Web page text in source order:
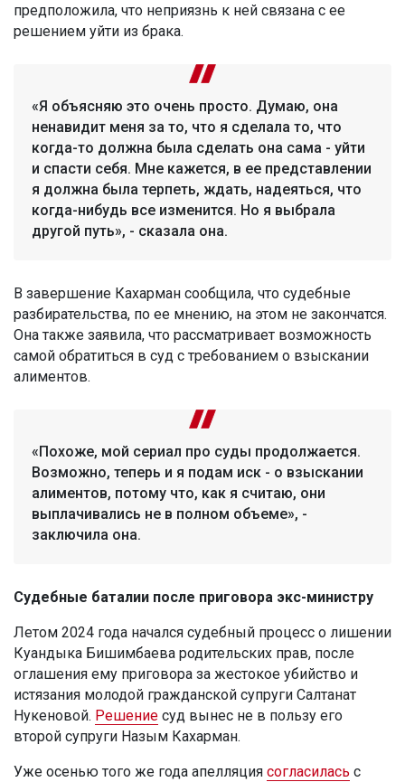
предположила, что неприязнь к ней связана с ее
решением уйти из брака.
«Я объясняю это очень просто. Думаю, она
ненавидит меня за то, что я сделала то, что
когда-то должна была сделать она сама - уйти
и спасти себя. Мне кажется, в ее представлении
я должна была терпеть, ждать, надеяться, что
когда-нибудь все изменится. Но я выбрала
другой путь», - сказала она.
В завершение Кахарман сообщила, что судебные
разбирательства, по ее мнению, на этом не закончатся.
Она также заявила, что рассматривает возможность
самой обратиться в суд с требованием о взыскании
алиментов.
«Похоже, мой сериал про суды продолжается.
Возможно, теперь и я подам иск - о взыскании
алиментов, потому что, как я считаю, они
выплачивались не в полном объеме», -
заключила она.
Судебные баталии после приговора экс-министру
Летом 2024 года начался судебный процесс о лишении
Куандыка Бишимбаева родительских прав, после
оглашения ему приговора за жестокое убийство и
истязания молодой гражданской супруги Салтанат
Нукеновой. Решение суд вынес не в пользу его
второй супруги Назым Кахарман.
Уже осенью того же года апелляция согласилась с